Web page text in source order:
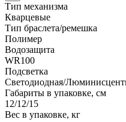
Тип механизма
Кварцевые
Тип браслета/ремешка
Полимер
Водозащита
WR100
Подсветка
Светодиодная/
Габариты в упаковке, см
12/12/15
Вес в упаковке, кг